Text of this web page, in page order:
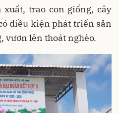
xuất, trao con giống, cây
điều kiện phát triển sản
vươn lên thoát nghèo.